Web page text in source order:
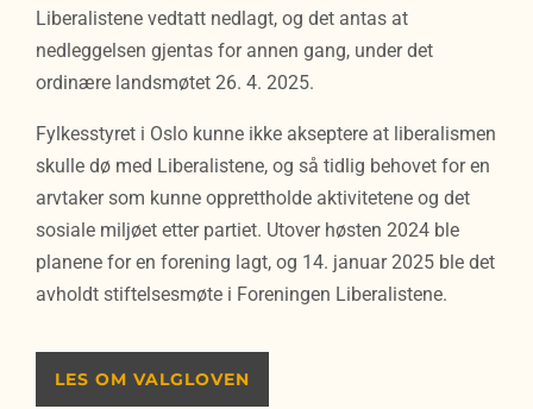
Liberalistene vedtatt nedlagt, og det antas at
nedleggelsen gjentas for annen gang, under det
ordinære landsmøtet 26. 4. 2025.
Fylkesstyret i Oslo kunne ikke akseptere at liberalismen
skulle dø med Liberalistene, og så tidlig behovet for en
arvtaker som kunne opprettholde aktivitetene og det
sosiale miljøet etter partiet. Utover høsten 2024 ble
planene for en forening lagt, og 14. januar 2025 ble det
avholdt stiftelsesmøte i Foreningen Liberalistene.
LES OM VALGLOVEN